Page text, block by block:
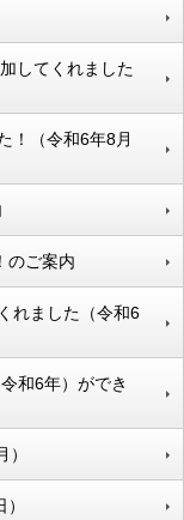
してくれました
！（令和6年8月
のご案内
れました（令和6
和6年）ができ